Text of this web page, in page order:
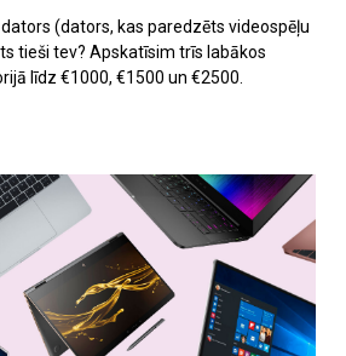
(dators, kas paredzēts videospēļu
tieši tev? Apskatīsim trīs labākos
līdz €1000, €1500 un €2500.